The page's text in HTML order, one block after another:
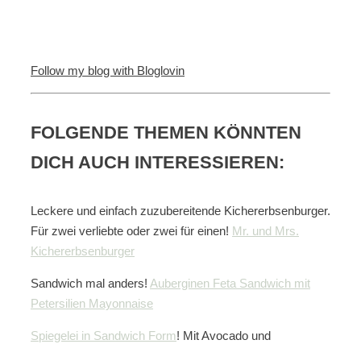
Follow my blog with Bloglovin
FOLGENDE THEMEN KÖNNTEN
DICH AUCH INTERESSIEREN:
Leckere und einfach zuzubereitende Kichererbsenburger.
Für zwei verliebte oder zwei für einen! Mr. und Mrs.
Kichererbsenburger
Sandwich mal anders! Auberginen Feta Sandwich mit
Petersilien Mayonnaise
Spiegelei in Sandwich Form! Mit Avocado und